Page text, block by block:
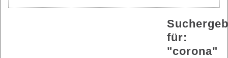
für:
"corona"